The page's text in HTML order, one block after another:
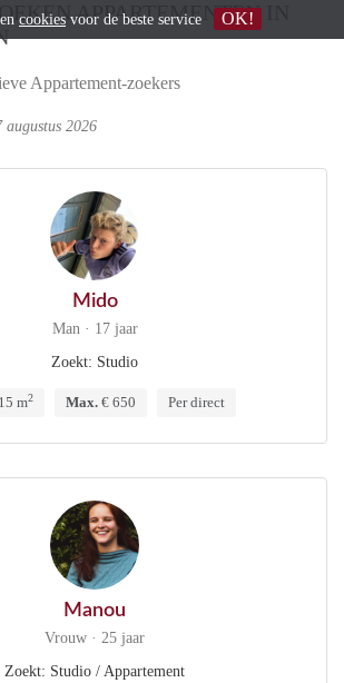
APPARTEMENTEN IN
Appartement-zoekers
2026
Mido
Man · 17 jaar
Zoekt: Studio
m2 Max.€ 650 Per direct
Manou
Vrouw · 25 jaar
Zoekt: Studio / Appartement
cookies voor de beste service OK!